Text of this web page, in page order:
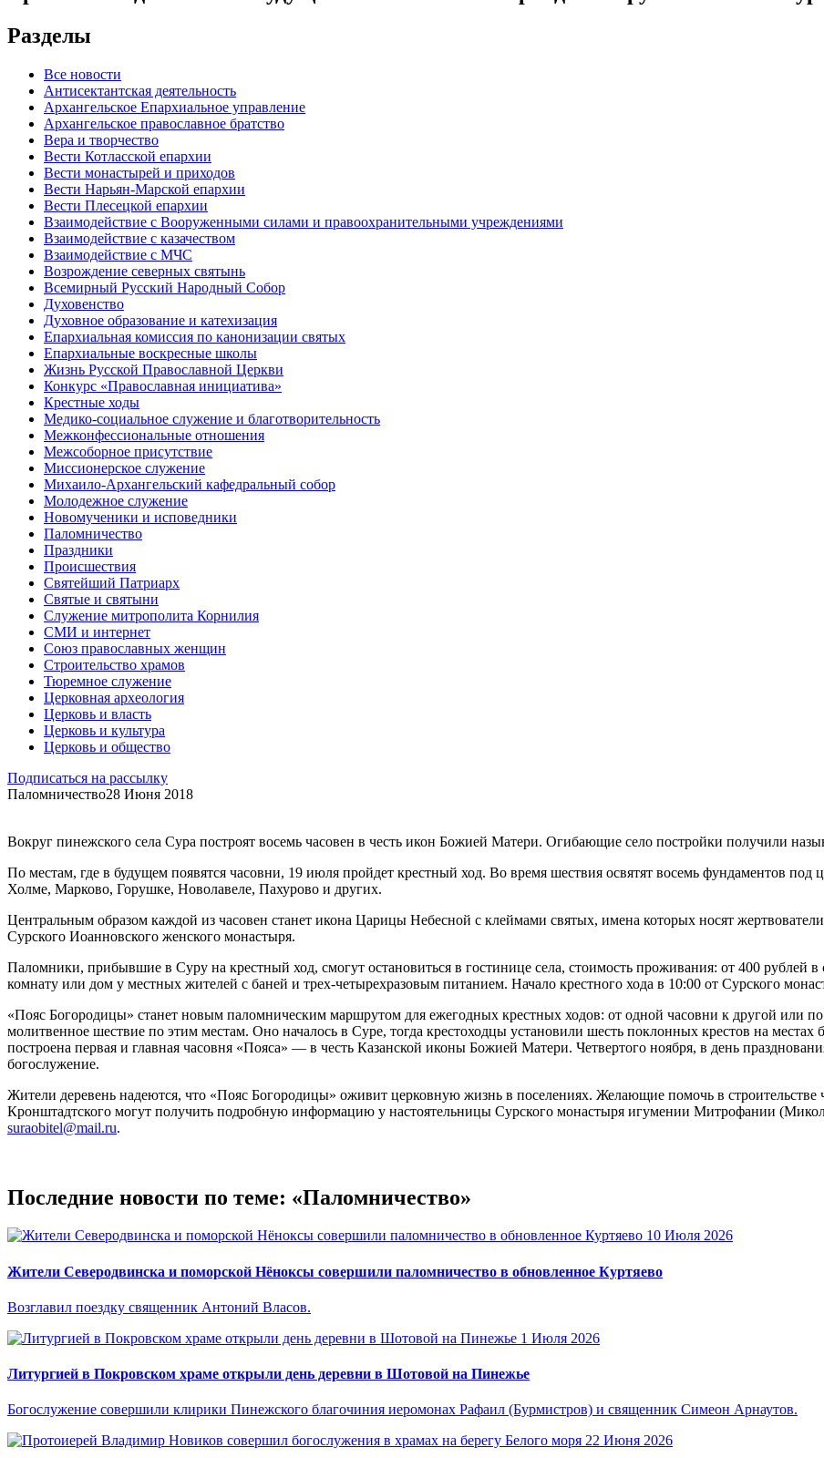
Разделы
Все новости
Антисектантская деятельность
Архангельское Епархиальное управление
Архангельское православное братство
Вера и творчество
Вести Котласской епархии
Вести монастырей и приходов
Вести Нарьян-Марской епархии
Вести Плесецкой епархии
Взаимодействие с Вооруженными силами и правоохранительными учреждениями
Взаимодействие с казачеством
Взаимодействие с МЧС
Возрождение северных святынь
Всемирный Русский Народный Собор
Духовенство
Духовное образование и катехизация
Епархиальная комиссия по канонизации святых
Епархиальные воскресные школы
Жизнь Русской Православной Церкви
Конкурс «Православная инициатива»
Крестные ходы
Медико-социальное служение и благотворительность
Межконфессиональные отношения
Межсоборное присутствие
Миссионерское служение
Михаило-Архангельский кафедральный собор
Молодежное служение
Новомученики и исповедники
Паломничество
Праздники
Происшествия
Святейший Патриарх
Святые и святыни
Служение митрополита Корнилия
СМИ и интернет
Союз православных женщин
Строительство храмов
Тюремное служение
Церковная археология
Церковь и власть
Церковь и культура
Церковь и общество
Подписаться на рассылку
Паломничество28 Июня 2018
Вокруг пинежского села Сура построят восемь часовен в честь икон Божией Матери. Огибающие село постройки получили
По местам, где в будущем появятся часовни, 19 июля пройдет крестный ход. Во время шествия освятят восемь фундаментов
Холме, Марково, Горушке, Новолавеле, Пахурово и других.
Центральным образом каждой из часовен станет икона Царицы Небесной с клеймами святых, имена которых носят жертвователи
Сурского Иоанновского женского монастыря.
Паломники, прибывшие в Суру на крестный ход, смогут остановиться в гостинице села, стоимость проживания: от 400 рублей
комнату или дом у местных жителей с баней и трех-четырехразовым питанием. Начало крестного хода в 10:00 от Сурского
«Пояс Богородицы» станет новым паломническим маршрутом для ежегодных крестных ходов: от одной часовни к другой или
молитвенное шествие по этим местам. Оно началось в Суре, тогда крестоходцы установили шесть поклонных крестов на местах
построена первая и главная часовня «Пояса» — в честь Казанской иконы Божией Матери. Четвертого ноября, в день
богослужение.
Жители деревень надеются, что «Пояс Богородицы» оживит церковную жизнь в поселениях. Желающие помочь в строительстве
Кронштадтского могут получить подробную информацию у настоятельницы Сурского монастыря игумении Митрофании
suraobitel@mail.ru.
Последние новости по теме: «Паломничество»
10 Июля 2026
Жители Северодвинска и поморской Нёноксы совершили паломничество в обновленное Куртяево
Возглавил поездку священник Антоний Власов.
1 Июля 2026
Литургией в Покровском храме открыли день деревни в Шотовой на Пинежье
Богослужение совершили клирики Пинежского благочиния иеромонах Рафаил (Бурмистров) и священник Симеон Арнаутов.
22 Июня 2026